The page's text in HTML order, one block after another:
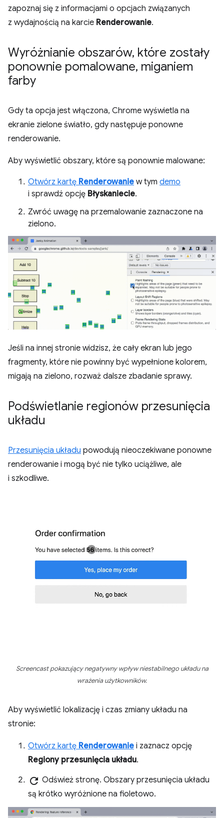
zapoznaj się z informacjami o opcjach związanych
z wydajnością na karcie Renderowanie.
Wyróżnianie obszarów, które zostały
ponownie pomalowane, miganiem
farby
Gdy ta opcja jest włączona, Chrome wyświetla na
ekranie zielone światło, gdy następuje ponowne
renderowanie.
Aby wyświetlić obszary, które są ponownie malowane:
Otwórz kartę Renderowanie w tym demo
i sprawdź opcję Błyskaniecie.
Zwróć uwagę na przemalowanie zaznaczone na
zielono.
Jeśli na innej stronie widzisz, że cały ekran lub jego
fragmenty, które nie powinny być wypełnione kolorem,
migają na zielono, rozważ dalsze zbadanie sprawy.
Podświetlanie regionów przesunięcia
układu
Przesunięcia układu powodują nieoczekiwane ponowne
renderowanie i mogą być nie tylko uciążliwe, ale
i szkodliwe.
Screencast pokazujący negatywny wpływ niestabilnego układu na
wrażenia użytkowników.
Aby wyświetlić lokalizację i czas zmiany układu na
stronie:
Otwórz kartę Renderowanie i zaznacz opcję
Regiony przesunięcia układu.
refresh Odśwież stronę. Obszary przesunięcia układu
są krótko wyróżnione na fioletowo.